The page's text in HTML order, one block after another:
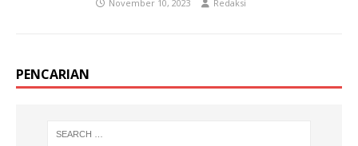
November 10, 2023 Redaksi
PENCARIAN